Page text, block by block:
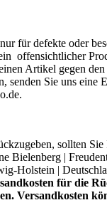
für defekte oder
offensichtlicher
Artikel gegen
senden Sie uns eine
sollten Sie
Bielenberg |
Holstein |
für die
Versandkosten